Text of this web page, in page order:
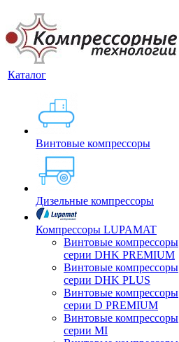
Каталог
Винтовые компрессоры
Дизельные компрессоры
Компрессоры LUPAMAT
Винтовые компрессоры
серии DHK PREMIUM
Винтовые компрессоры
серии DHK PLUS
Винтовые компрессоры
серии D PREMIUM
Винтовые компрессоры
серии MI